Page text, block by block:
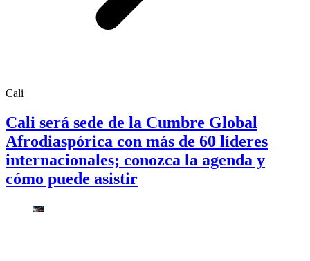
Cali
Cali será sede de la Cumbre Global
Afrodiaspórica con más de 60 líderes
internacionales; conozca la agenda y
cómo puede asistir